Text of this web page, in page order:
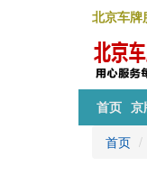
北京车牌
首页 京
首页